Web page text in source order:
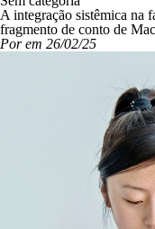
A integração sistêmica na
fragmento de conto de
Por em 26/02/25